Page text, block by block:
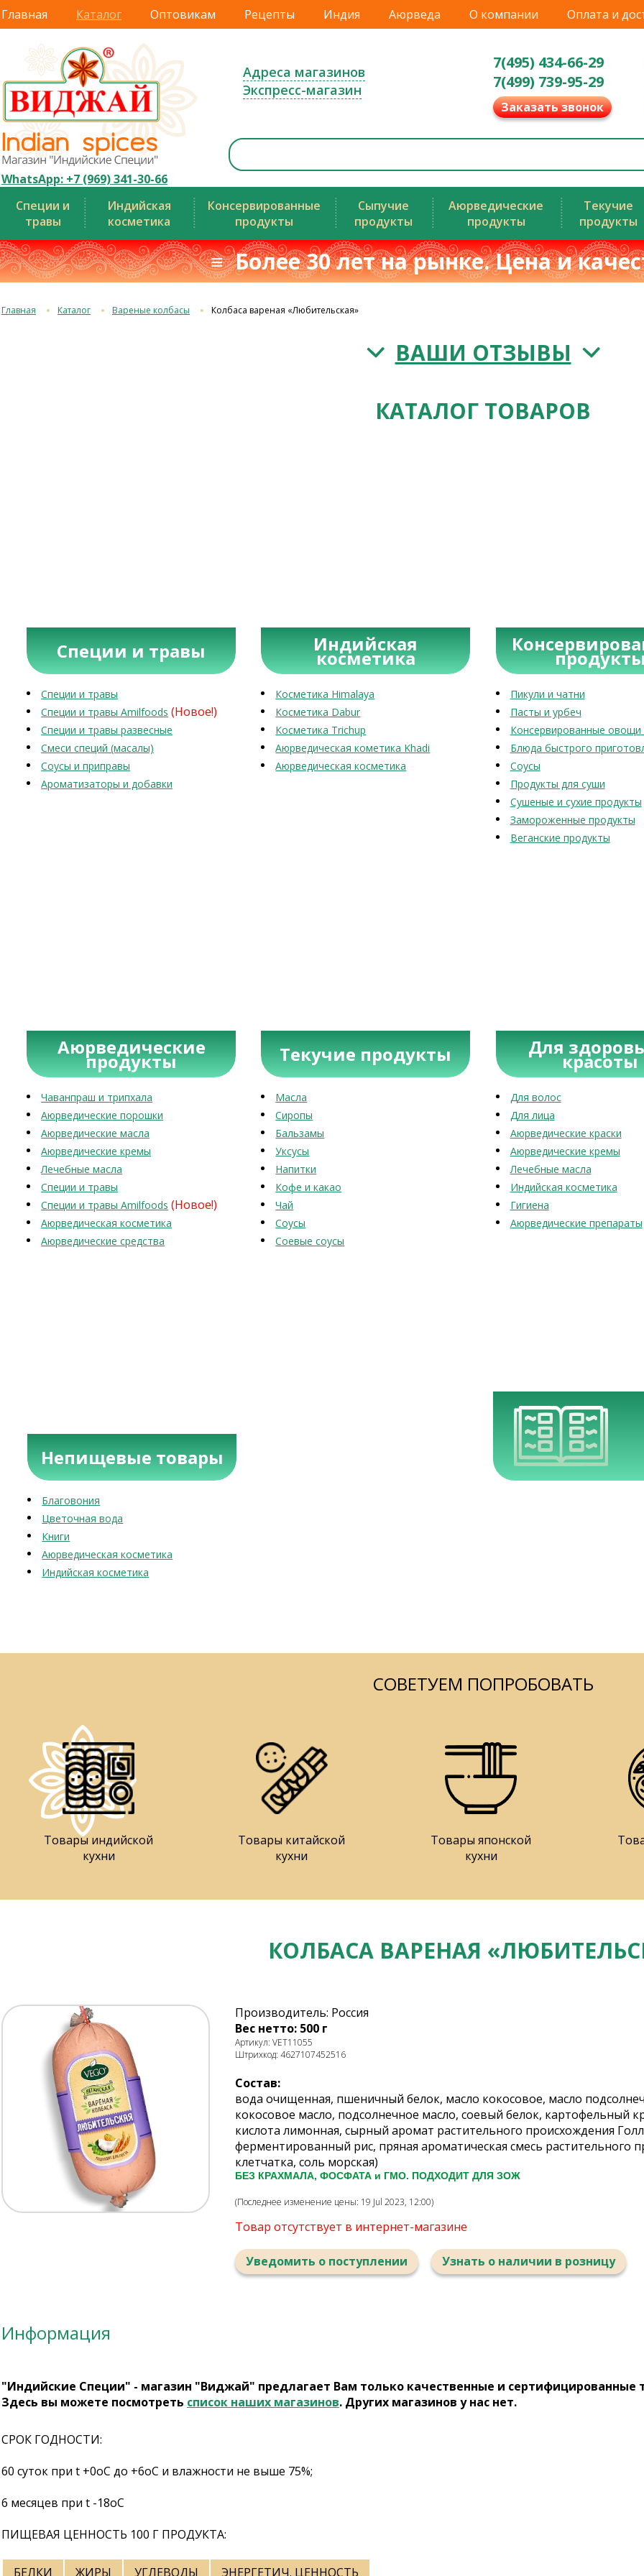
Главная Каталог Оптовикам Рецепты Индия Аюрведа О компании Оплата и
WhatsApp: +7 (969) 341-30-66
Адреса магазинов
Экспресс-магазин
7(495) 434-66-29
7(499) 739-95-29
Заказать звонок
Специи и
травы
Индийская
косметика
Консервированные
продукты
Сыпучие
продукты
Аюрведические
продукты
Текучие
продукты
≡ Более 30 лет на рынке. Цена и
Главная Каталог Вареные колбасы Колбаса вареная «Любительская»
ВАШИ ОТЗЫВЫ
КАТАЛОГ ТОВАРОВ
Специи и травы
Специи и травы
Специи и травы Amilfoods (Новое!)
Специи и травы развесные
Смеси специй (масалы)
Соусы и приправы
Ароматизаторы и добавки
Индийская
косметика
Косметика Himalaya
Косметика Dabur
Косметика Trichup
Аюрведическая кометика Khadi
Аюрведическая косметика
Пикули и чатни
Пасты и урбеч
Консервированные овощи
Блюда быстрого
Соусы
Продукты для суши
Сушеные и сухие продукты
Замороженные продукты
Веганские продукты
Аюрведические
продукты
Чаванпраш и трипхала
Аюрведические порошки
Аюрведические масла
Аюрведические кремы
Лечебные масла
Специи и травы
Специи и травы Amilfoods (Новое!)
Аюрведическая косметика
Аюрведические средства
Текучие продукты
Масла
Сиропы
Бальзамы
Уксусы
Напитки
Кофе и какао
Чай
Соусы
Соевые соусы
Для
красоты
Для волос
Для лица
Аюрведические краски
Аюрведические кремы
Лечебные масла
Индийская косметика
Гигиена
Аюрведические препараты
Непищевые товары
Благовония
Цветочная вода
Книги
Аюрведическая косметика
Индийская косметика
СОВЕТУЕМ ПОПРОБОВАТЬ
Товары индийской
кухни
Товары китайской
кухни
Товары японской
кухни
КОЛБАСА ВАРЕНАЯ
Производитель: Россия
Вес нетто: 500 г
Артикул: VET11055
Штрихкод: 4627107452516
Состав:
вода очищенная, пшеничный белок, масло кокосовое, масло
кокосовое масло, подсолнечное масло, соевый белок, картофельный
кислота лимонная, сырный аромат растительного происхождения
ферментированный рис, пряная ароматическая смесь
клетчатка, соль морская)
БЕЗ КРАХМАЛА, ФОСФАТА и ГМО. ПОДХОДИТ ДЛЯ ЗОЖ
(Последнее изменение цены: 19 Jul 2023, 12:00)
Товар отсутствует в интернет-магазине
Уведомить о поступлении Узнать о наличии в розницу
Информация
"Индийские Специи" - магазин "Виджай" предлагает Вам только качественные и сертифицированные
Здесь вы можете посмотреть список наших магазинов. Других магазинов у нас нет.
СРОК ГОДНОСТИ:
60 суток при t +0оС до +6оС и влажности не выше 75%;
6 месяцев при t -18оС
ПИЩЕВАЯ ЦЕННОСТЬ 100 Г ПРОДУКТА:
БЕЛКИ ЖИРЫ УГЛЕВОДЫ ЭНЕРГЕТИЧ. ЦЕННОСТЬ